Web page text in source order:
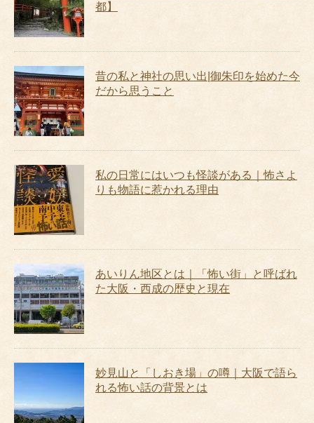
都】
昔の私と神社の思い出|御朱印を始めた今
だから思うこと
私の日常にはいつも怪談がある｜怖さよ
りも物語に惹かれる理由
あいりん地区とは｜「怖い街」と呼ばれ
た大阪・西成の歴史と現在
妙見山と「しおき場」の噂｜大阪で語ら
れる怖い話の背景とは